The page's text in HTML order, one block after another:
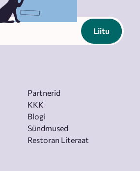
Liitu
Partnerid
KKK
Blogi
Sündmused
Restoran Literaat